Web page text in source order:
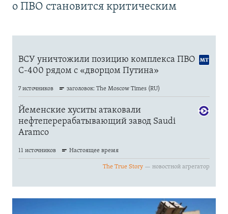
о ПВО становится критическим